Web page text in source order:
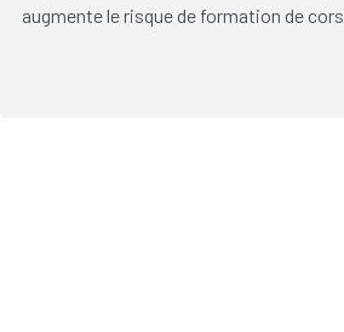
augmente le risque de formation de cors.